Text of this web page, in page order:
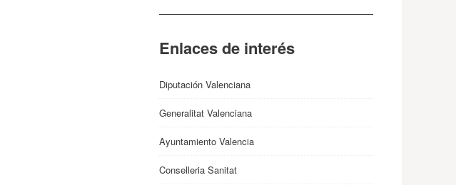
Enlaces de interés
Diputación Valenciana
Generalitat Valenciana
Ayuntamiento Valencia
Conselleria Sanitat